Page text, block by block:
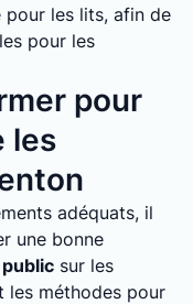
pour les lits, afin de
pour les
pour
les
adéquats, il
une bonne
sur les
les méthodes pour